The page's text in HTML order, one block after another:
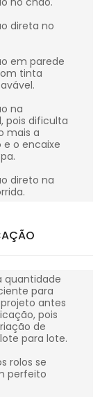
direta no
em parede
tinta
na
pois dificulta
mais a
o encaixe
direto na
quantidade
para
antes
pois
de
para lote.
rolos se
perfeito